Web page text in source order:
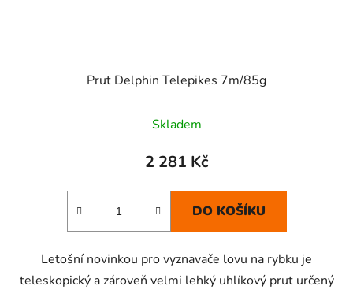
Prut Delphin Telepikes 7m/85g
Skladem
2 281 Kč
DO KOŠÍKU
Letošní novinkou pro vyznavače lovu na rybku je
teleskopický a zároveň velmi lehký uhlíkový prut určený